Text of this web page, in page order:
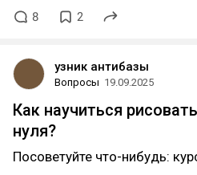
8 2
узник антибазы
Вопросы 19.09.2025
Как научиться
нуля?
Посоветуйте что-нибудь: